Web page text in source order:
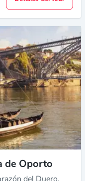
de Oporto